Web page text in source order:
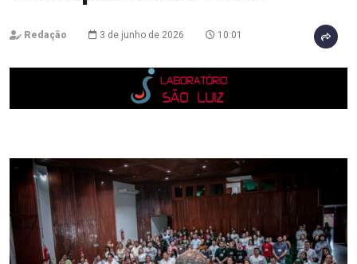
Redação 3 de junho de 2026 10:01